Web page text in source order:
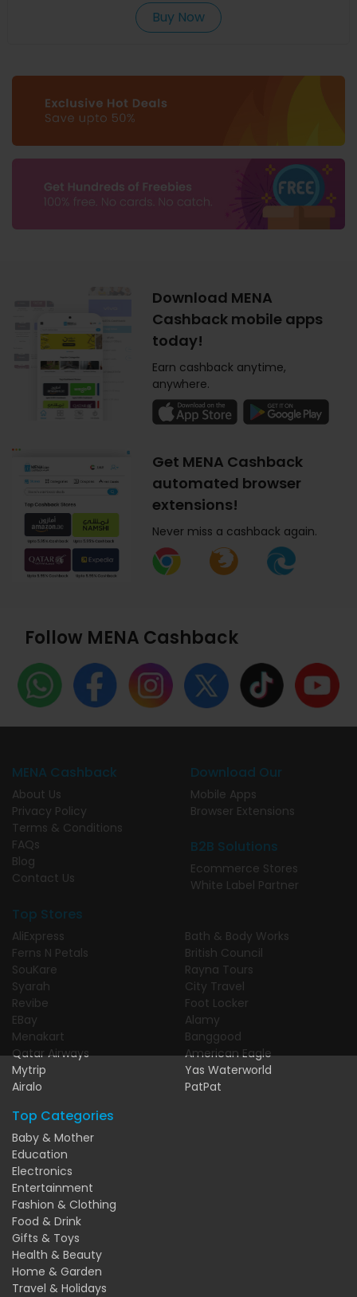
Buy Now
Download MENA
Cashback mobile apps
today!
Earn cashback anytime,
anywhere.
Get MENA Cashback
automated browser
extensions!
Never miss a cashback again.
Follow MENA Cashback
MENA Cashback
About Us
Privacy Policy
Terms & Conditions
FAQs
Blog
Contact Us
Download Our
Mobile Apps
Browser Extensions
B2B Solutions
Ecommerce Stores
White Label Partner
Top Stores
AliExpress
Ferns N Petals
SouKare
Syarah
Revibe
EBay
Menakart
Qatar Airways
Mytrip
Airalo
Bath & Body Works
British Council
Rayna Tours
City Travel
Foot Locker
Alamy
Banggood
American Eagle
Yas Waterworld
PatPat
Top Categories
Baby & Mother
Education
Electronics
Entertainment
Fashion & Clothing
Food & Drink
Gifts & Toys
Health & Beauty
Home & Garden
Travel & Holidays